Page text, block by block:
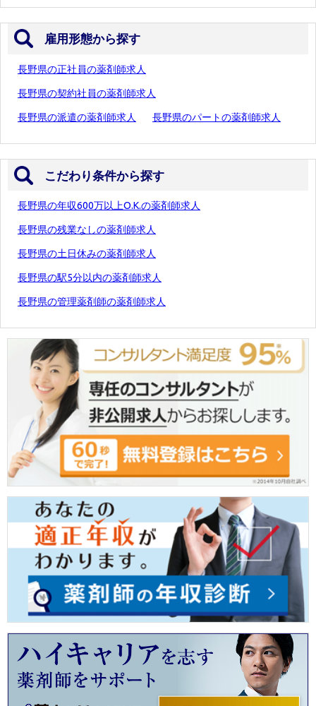
雇用形態から探す
長野県の正社員の薬剤師求人
長野県の契約社員の薬剤師求人
長野県の派遣の薬剤師求人 長野県のパートの薬剤師求人
こだわり条件から探す
長野県の年収600万以上O.K.の薬剤師求人
長野県の残業なしの薬剤師求人
長野県の土日休みの薬剤師求人
長野県の駅5分以内の薬剤師求人
長野県の管理薬剤師の薬剤師求人